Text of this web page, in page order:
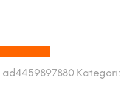
ad4459897880 Kategori: